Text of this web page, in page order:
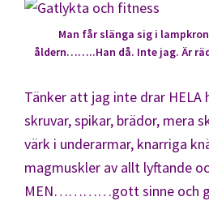
Man får slänga sig i
åldern……..Han då. Inte jag. Är
Tänker att jag inte drar HELA
skruvar, spikar, brädor, mera
värk i underarmar, knarriga
magmuskler av allt lyftande
MEN…………gott sinne och